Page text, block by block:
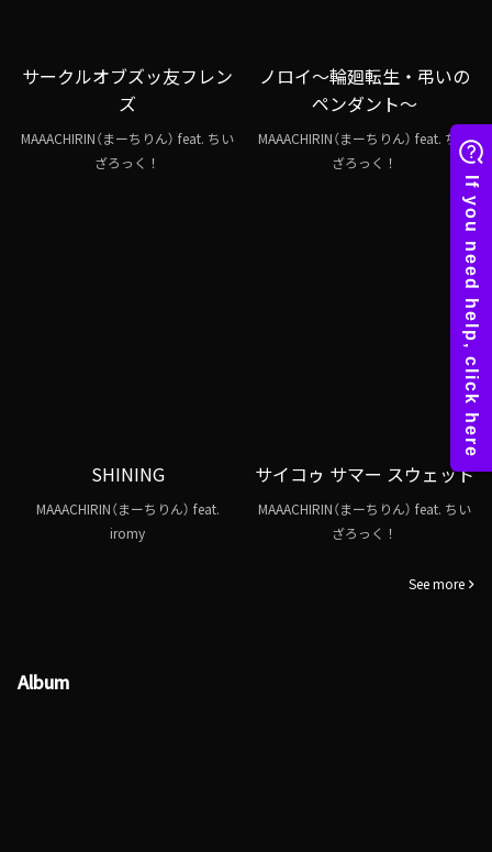
サークルオブズッ友フレン
ズ
MAAACHIRIN（まーちりん） feat. ちい
ざろっく！
ノロイ～輪廻転生・弔いの
ペンダント～
MAAACHIRIN（まーちりん） feat. ちい
ざろっく！
SHINING
MAAACHIRIN（まーちりん） feat.
iromy
サイコゥ サマー スウェット
MAAACHIRIN（まーちりん） feat. ちい
ざろっく！
See more
Album